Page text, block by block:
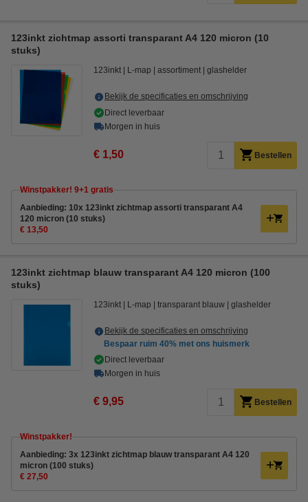
123inkt zichtmap assorti transparant A4 120 micron (10
stuks)
123inkt L-map assortiment glashelder
Bekijk de specificaties en omschrijving
Direct leverbaar
Morgen in huis
€ 1,50 Bestellen
Winstpakker! 9+1 gratis
Aanbieding: 10x 123inkt zichtmap assorti transparant A4
120 micron (10 stuks)
€ 13,50
123inkt zichtmap blauw transparant A4 120 micron (100
stuks)
123inkt L-map transparant blauw glashelder
Bekijk de specificaties en omschrijving
Bespaar ruim 40% met ons huismerk
Direct leverbaar
Morgen in huis
€ 9,95 Bestellen
Winstpakker!
Aanbieding: 3x 123inkt zichtmap blauw transparant A4 120
micron (100 stuks)
€ 27,50